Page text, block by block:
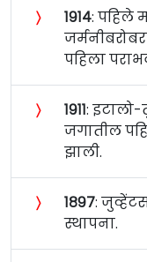
〉 १९१४: पहिले
पहिला
〉 १९११:
जगातील
झाली.
〉 १८९७:
स्थापना.